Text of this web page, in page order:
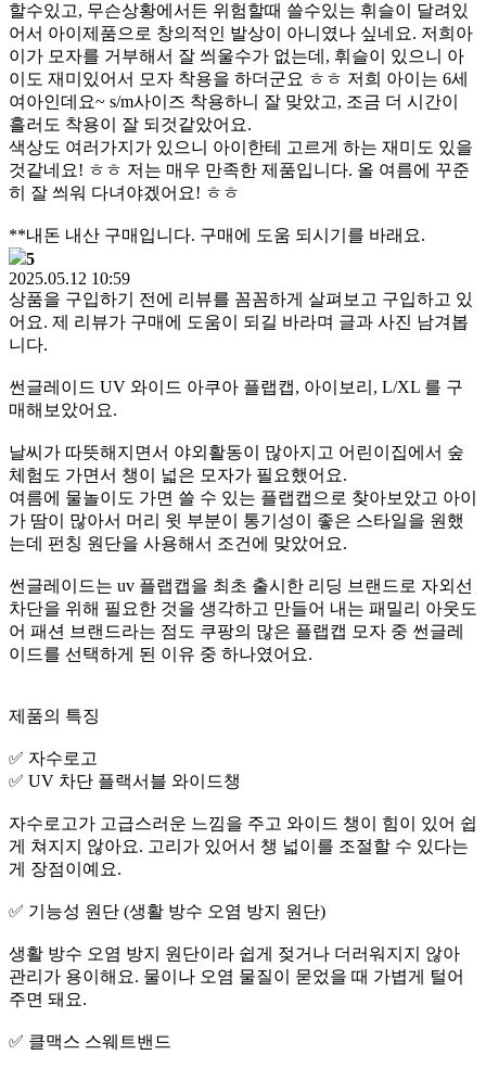
할수있고, 무슨상황에서든 위험할때 쓸수있는 휘슬이 달려있
어서 아이제품으로 창의적인 발상이 아니였나 싶네요. 저희아
이가 모자를 거부해서 잘 씌울수가 없는데, 휘슬이 있으니 아
이도 재미있어서 모자 착용을 하더군요 ㅎㅎ 저희 아이는 6세
여아인데요~ s/m사이즈 착용하니 잘 맞았고, 조금 더 시간이
흘러도 착용이 잘 되것같았어요.
색상도 여러가지가 있으니 아이한테 고르게 하는 재미도 있을
것같네요! ㅎㅎ 저는 매우 만족한 제품입니다. 올 여름에 꾸준
히 잘 씌워 다녀야겠어요! ㅎㅎ
**내돈 내산 구매입니다. 구매에 도움 되시기를 바래요.
5
2025.05.12 10:59
상품을 구입하기 전에 리뷰를 꼼꼼하게 살펴보고 구입하고 있
어요. 제 리뷰가 구매에 도움이 되길 바라며 글과 사진 남겨봅
니다.
썬글레이드 UV 와이드 아쿠아 플랩캡, 아이보리, L/XL 를 구
매해보았어요.
날씨가 따뜻해지면서 야외활동이 많아지고 어린이집에서 숲
체험도 가면서 챙이 넓은 모자가 필요했어요.
여름에 물놀이도 가면 쓸 수 있는 플랩캡으로 찾아보았고 아이
가 땀이 많아서 머리 윗 부분이 통기성이 좋은 스타일을 원했
는데 펀칭 원단을 사용해서 조건에 맞았어요.
썬글레이드는 uv 플랩캡을 최초 출시한 리딩 브랜드로 자외선
차단을 위해 필요한 것을 생각하고 만들어 내는 패밀리 아웃도
어 패션 브랜드라는 점도 쿠팡의 많은 플랩캡 모자 중 썬글레
이드를 선택하게 된 이유 중 하나였어요.
제품의 특징
✅️ 자수로고
✅️ UV 차단 플랙서블 와이드챙
자수로고가 고급스러운 느낌을 주고 와이드 챙이 힘이 있어 쉽
게 쳐지지 않아요. 고리가 있어서 챙 넓이를 조절할 수 있다는
게 장점이예요.
✅️ 기능성 원단 (생활 방수 오염 방지 원단)
생활 방수 오염 방지 원단이라 쉽게 젖거나 더러워지지 않아
관리가 용이해요. 물이나 오염 물질이 묻었을 때 가볍게 털어
주면 돼요.
✅️ 클맥스 스웨트밴드